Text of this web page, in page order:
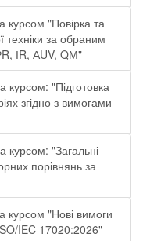
курсом "Повірка та
техніки за обраним
ІR, АUV, QМ"
курсом: "Підготовка
згідно з вимогами
курсом: "Загальні
порівнянь за
курсом "Нові вимоги
IEC 17020:2026"